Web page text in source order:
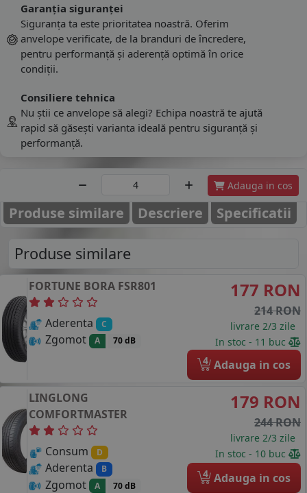
Garanția siguranței
Siguranța ta este prioritatea noastră. Oferim
anvelope verificate, de la branduri de încredere,
pentru performanță și aderență optimă în orice
condiții.
Consiliere tehnica
Nu știi ce anvelope să alegi? Echipa noastră te ajută
rapid să găsești varianta ideală pentru siguranță și
performanță.
Adauga in cos
Produse similare Descriere Specificatii
Produse similare
FORTUNE BORA FSR801
Aderenta C
Zgomot A 70 dB
177 RON
214 RON
livrare 2/3 zile
In stoc - 11 buc
4 Adauga in cos
LINGLONG
COMFORTMASTER
Consum D
Aderenta B
Zgomot A 70 dB
179 RON
244 RON
livrare 2/3 zile
In stoc - 10 buc
4 Adauga in cos